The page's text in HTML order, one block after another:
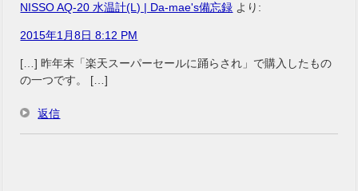
NISSO AQ-20 水温計(L) | Da-mae's備忘録 より:
2015年1月8日 8:12 PM
[…] 昨年末「楽天スーパーセールに踊らされ」で購入したもの
の一つです。 […]
返信